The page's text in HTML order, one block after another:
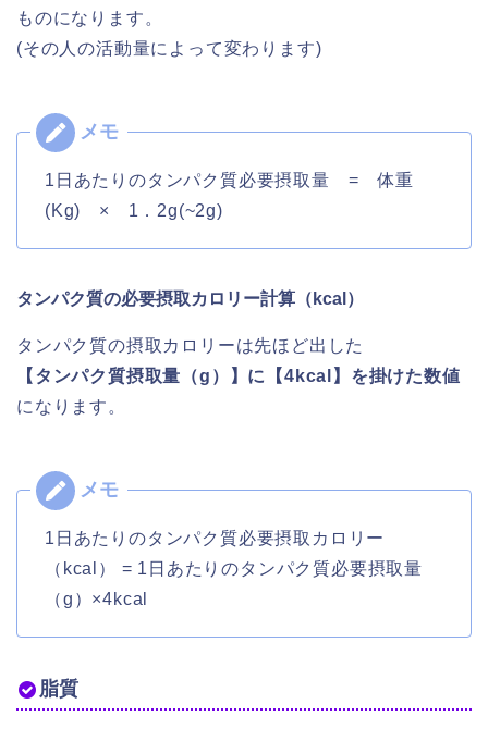
ものになります。
(その人の活動量によって変わります)
1日あたりのタンパク質必要摂取量 = 体重
(Kg) × 1．2g(~2g)
タンパク質の必要摂取カロリー計算（kcal）
タンパク質の摂取カロリーは先ほど出した
【タンパク質摂取量（g）】に【4kcal】を掛けた数値
になります。
1日あたりのタンパク質必要摂取カロリー
（kcal） = 1日あたりのタンパク質必要摂取量
（g）×4kcal
脂質